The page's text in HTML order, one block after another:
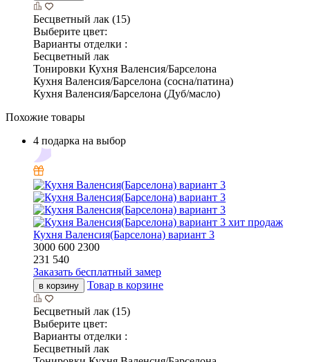
Бесцветный лак (15)
Выберите цвет:
Варианты отделки :
Бесцветный лак
Тонировки Кухня Валенсия/Барселона
Кухня Валенсия/Барселона (сосна/патина)
Кухня Валенсия/Барселона (Дуб/масло)
Похожие товары
4 подарка на выбор
хит продаж
Кухня Валенсия(Барселона) вариант 3
3000 600 2300
231 540
Заказать бесплатный замер
в корзину Товар в корзине
Бесцветный лак (15)
Выберите цвет:
Варианты отделки :
Бесцветный лак